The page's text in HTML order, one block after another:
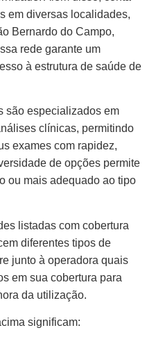
em diversas localidades,
Bernardo do Campo,
rede garante um
à estrutura de saúde de
são especializados em
clínicas, permitindo
exames com rapidez,
de opções permite
ou mais adequado ao tipo
listadas com cobertura
diferentes tipos de
junto à operadora quais
em sua cobertura para
da utilização.
significam: